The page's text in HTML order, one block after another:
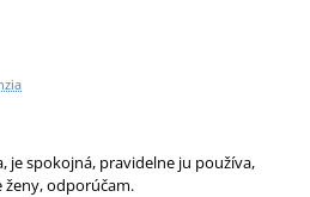
je spokojná, pravidelne ju používa,
odporúčam.